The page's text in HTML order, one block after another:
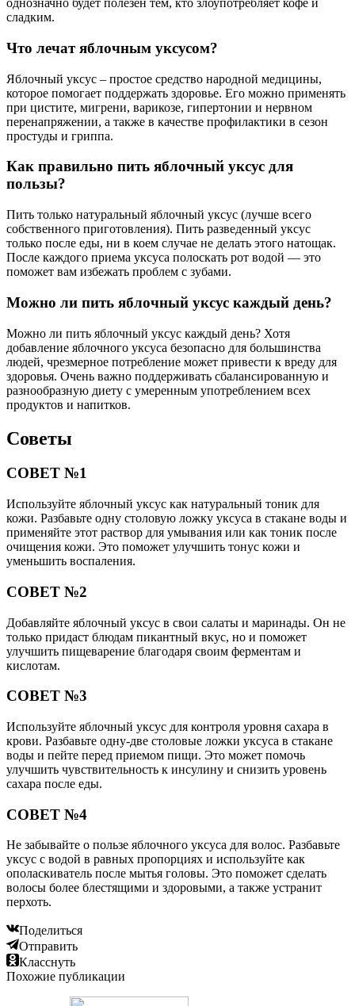
однозначно будет полезен тем, кто злоупотребляет кофе и
сладким.
Что лечат яблочным уксусом?
Яблочный уксус – простое средство народной медицины,
которое помогает поддержать здоровье. Его можно применять
при цистите, мигрени, варикозе, гипертонии и нервном
перенапряжении, а также в качестве профилактики в сезон
простуды и гриппа.
Как правильно пить яблочный уксус для
пользы?
Пить только натуральный яблочный уксус (лучше всего
собственного приготовления). Пить разведенный уксус
только после еды, ни в коем случае не делать этого натощак.
После каждого приема уксуса полоскать рот водой — это
поможет вам избежать проблем с зубами.
Можно ли пить яблочный уксус каждый день?
Можно ли пить яблочный уксус каждый день? Хотя
добавление яблочного уксуса безопасно для большинства
людей, чрезмерное потребление может привести к вреду для
здоровья. Очень важно поддерживать сбалансированную и
разнообразную диету с умеренным употреблением всех
продуктов и напитков.
Советы
СОВЕТ №1
Используйте яблочный уксус как натуральный тоник для
кожи. Разбавьте одну столовую ложку уксуса в стакане воды и
применяйте этот раствор для умывания или как тоник после
очищения кожи. Это поможет улучшить тонус кожи и
уменьшить воспаления.
СОВЕТ №2
Добавляйте яблочный уксус в свои салаты и маринады. Он не
только придаст блюдам пикантный вкус, но и поможет
улучшить пищеварение благодаря своим ферментам и
кислотам.
СОВЕТ №3
Используйте яблочный уксус для контроля уровня сахара в
крови. Разбавьте одну-две столовые ложки уксуса в стакане
воды и пейте перед приемом пищи. Это может помочь
улучшить чувствительность к инсулину и снизить уровень
сахара после еды.
СОВЕТ №4
Не забывайте о пользе яблочного уксуса для волос. Разбавьте
уксус с водой в равных пропорциях и используйте как
ополаскиватель после мытья головы. Это поможет сделать
волосы более блестящими и здоровыми, а также устранит
перхоть.
Поделиться
Отправить
Класснуть
Похожие публикации